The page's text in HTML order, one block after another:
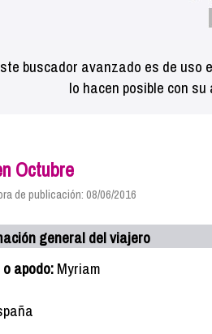
buscador avanzado es de uso
lo hacen posible con
Octubre
de publicación: 08/06/2016
general del viajero
apodo:Myriam